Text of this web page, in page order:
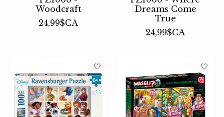
Woodcraft
24,99$CA
Dreams Come
True
24,99$CA